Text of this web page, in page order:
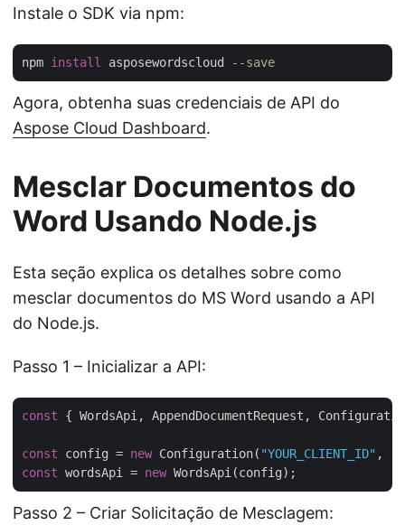
Instale o SDK via npm:
npm install asposewordscloud --save
Agora, obtenha suas credenciais de API do
Aspose Cloud Dashboard.
Mesclar Documentos do
Word Usando Node.js
Esta seção explica os detalhes sobre como
mesclar documentos do MS Word usando a API
do Node.js.
Passo 1 – Inicializar a API:
const { WordsApi, AppendDocumentRequest,
const config = new Configuration( "YOUR_CLIENT_ID" ,
const wordsApi = new
Passo 2 – Criar Solicitação de Mesclagem: